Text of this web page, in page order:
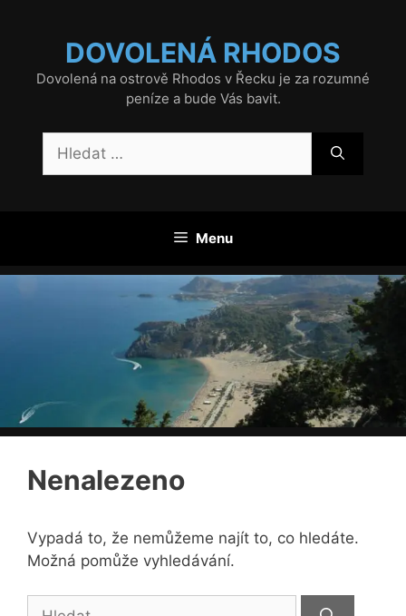
DOVOLENÁ RHODOS
Dovolená na ostrově Rhodos v Řecku je za rozumné
peníze a bude Vás bavit.
Menu
Nenalezeno
Vypadá to, že nemůžeme najít to, co hledáte.
Možná pomůže vyhledávání.
Hledat: